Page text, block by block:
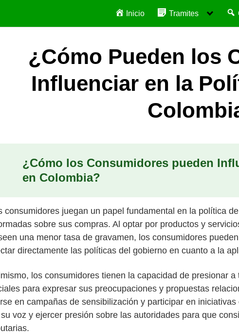
Inicio Tramites
¿Cómo Pueden los
Influenciar en la
¿Cómo los Consumidores pueden
en Colombia?
consumidores juegan un papel fundamental en la política
sobre sus compras. Al optar por productos y
una menor tasa de gravamen, los consumidores
directamente las políticas del gobierno en cuanto a la
los consumidores tienen la capacidad de presionar
para expresar sus preocupaciones y propuestas
en campañas de sensibilización y participar en
voz y ejercer presión sobre las autoridades para que